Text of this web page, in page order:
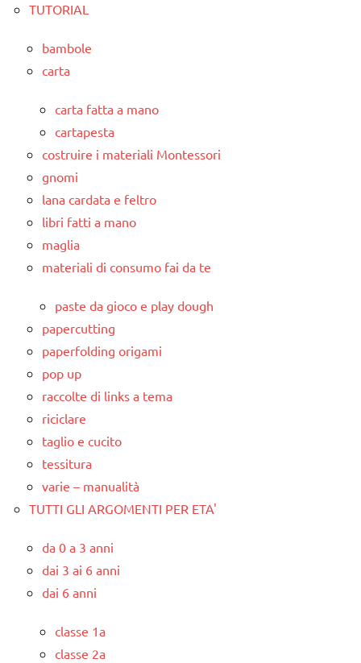
TUTORIAL
bambole
carta
carta fatta a mano
cartapesta
costruire i materiali Montessori
gnomi
lana cardata e feltro
libri fatti a mano
maglia
materiali di consumo fai da te
paste da gioco e play dough
papercutting
paperfolding origami
pop up
raccolte di links a tema
riciclare
taglio e cucito
tessitura
varie – manualità
TUTTI GLI ARGOMENTI PER ETA'
da 0 a 3 anni
dai 3 ai 6 anni
dai 6 anni
classe 1a
classe 2a